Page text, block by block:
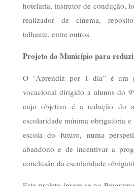
hotelaria, instrutor de condução,
realizador de cinema,
talhante, entre outros.
Projeto do Município para
O “Aprendiz por 1 dia” é um
vocacional dirigido a alunos do
cujo objetivo é a redução do
escolaridade mínima obrigatória
escola do futuro, numa
abandono e de incentivar a
conclusão da escolaridade